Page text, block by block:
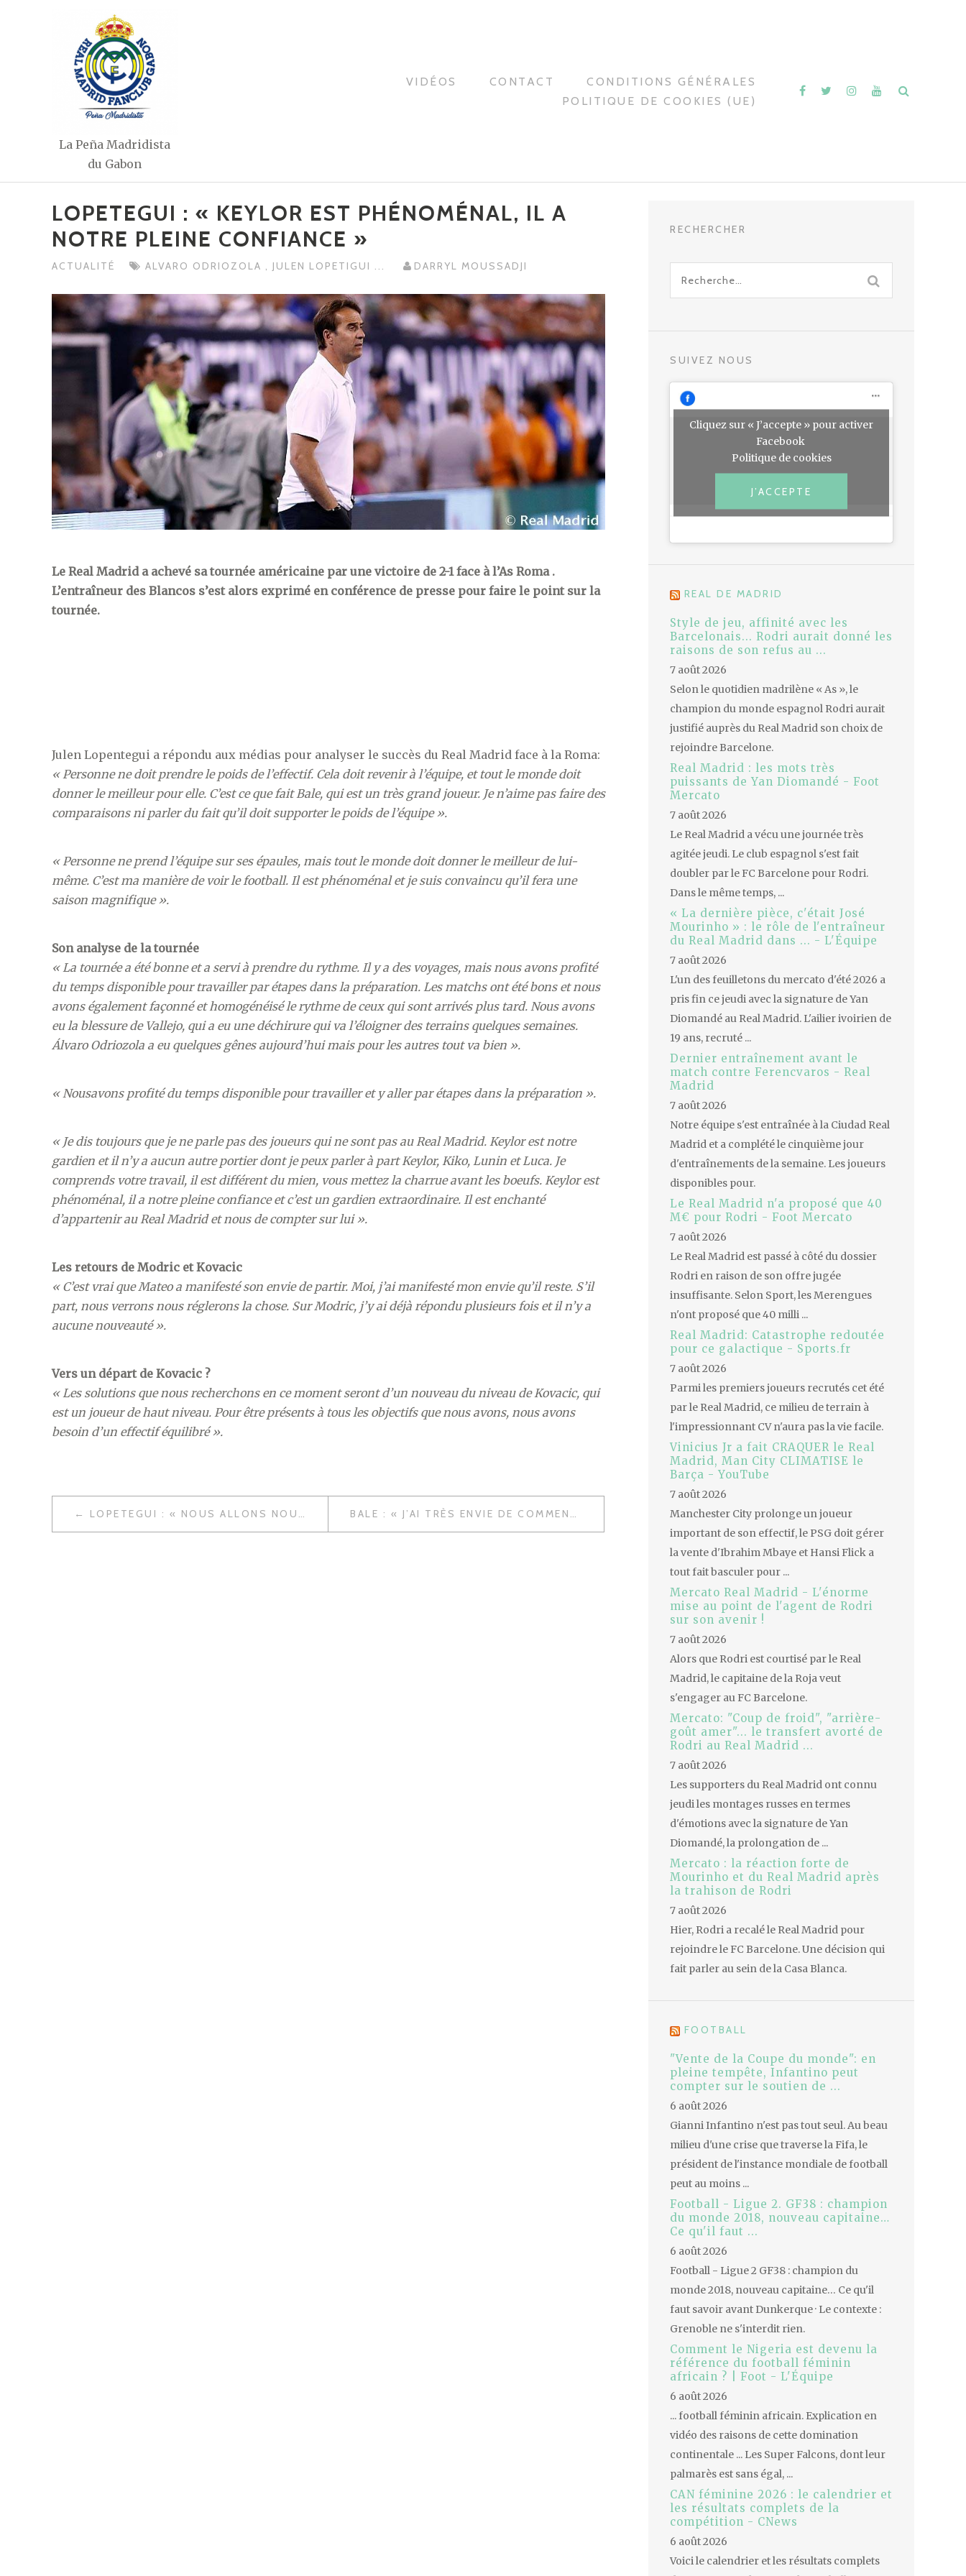
La Peña Madridista
du Gabon
VIDÉOS CONTACT
CONDITIONS GÉNÉRALES
POLITIQUE DE COOKIES (UE)
LOPETEGUI : « KEYLOR EST PHÉNOMÉNAL, IL A
NOTRE PLEINE CONFIANCE »
ACTUALITÉ ALVARO ODRIOZOLA , JULEN LOPETIGUI ... DARRYL MOUSSADJI
Le Real Madrid a achevé sa tournée américaine par une victoire de 2-1 face à l’As Roma .
L’entraîneur des Blancos s’est alors exprimé en conférence de presse pour faire le point sur la
tournée.
Julen Lopentegui a répondu aux médias pour analyser le succès du Real Madrid face à la Roma:
« Personne ne doit prendre le poids de l’effectif. Cela doit revenir à l’équipe, et tout le monde doit
donner le meilleur pour elle. C’est ce que fait Bale, qui est un très grand joueur. Je n’aime pas faire des
comparaisons ni parler du fait qu’il doit supporter le poids de l’équipe ».
« Personne ne prend l’équipe sur ses épaules, mais tout le monde doit donner le meilleur de lui-
même. C’est ma manière de voir le football. Il est phénoménal et je suis convaincu qu’il fera une
saison magnifique ».
Son analyse de la tournée
« La tournée a été bonne et a servi à prendre du rythme. Il y a des voyages, mais nous avons profité
du temps disponible pour travailler par étapes dans la préparation. Les matchs ont été bons et nous
avons également façonné et homogénéisé le rythme de ceux qui sont arrivés plus tard. Nous avons
eu la blessure de Vallejo, qui a eu une déchirure qui va l’éloigner des terrains quelques semaines.
Álvaro Odriozola a eu quelques gênes aujourd’hui mais pour les autres tout va bien ».
« Nousavons profité du temps disponible pour travailler et y aller par étapes dans la préparation ».
« Je dis toujours que je ne parle pas des joueurs qui ne sont pas au Real Madrid. Keylor est notre
gardien et il n’y a aucun autre portier dont je peux parler à part Keylor, Kiko, Lunin et Luca. Je
comprends votre travail, il est différent du mien, vous mettez la charrue avant les boeufs. Keylor est
phénoménal, il a notre pleine confiance et c’est un gardien extraordinaire. Il est enchanté
d’appartenir au Real Madrid et nous de compter sur lui ».
Les retours de Modric et Kovacic
« C’est vrai que Mateo a manifesté son envie de partir. Moi, j’ai manifesté mon envie qu’il reste. S’il
part, nous verrons nous réglerons la chose. Sur Modric, j’y ai déjà répondu plusieurs fois et il n’y a
aucune nouveauté ».
Vers un départ de Kovacic ?
« Les solutions que nous recherchons en ce moment seront d’un nouveau du niveau de Kovacic, qui
est un joueur de haut niveau. Pour être présents à tous les objectifs que nous avons, nous avons
besoin d’un effectif équilibré ».
NAVIGATION
DE
LOPETEGUI : « NOUS ALLONS NOUS PRÉPARER POUR NOUS BATTRE POUR TOUS LES TITRES » BALE : « J’AI TRÈS ENVIE DE COMMENCER LA NOUVELLE SAISON »
RECHERCHER
SUIVEZ NOUS
Cliquez sur « J’accepte » pour activer
Facebook
Politique de cookies
J’ACCEPTE
REAL DE MADRID
Style de jeu, affinité avec les
Barcelonais... Rodri aurait donné les
raisons de son refus au ...
7 août 2026
Selon le quotidien madrilène « As », le
champion du monde espagnol Rodri aurait
justifié auprès du Real Madrid son choix de
rejoindre Barcelone.
Real Madrid : les mots très
puissants de Yan Diomandé - Foot
Mercato
7 août 2026
Le Real Madrid a vécu une journée très
agitée jeudi. Le club espagnol s'est fait
doubler par le FC Barcelone pour Rodri.
Dans le même temps, ...
« La dernière pièce, c'était José
Mourinho » : le rôle de l'entraîneur
du Real Madrid dans ... - L'Équipe
7 août 2026
L'un des feuilletons du mercato d'été 2026 a
pris fin ce jeudi avec la signature de Yan
Diomandé au Real Madrid. L'ailier ivoirien de
19 ans, recruté ...
Dernier entraînement avant le
match contre Ferencvaros - Real
Madrid
7 août 2026
Notre équipe s'est entraînée à la Ciudad Real
Madrid et a complété le cinquième jour
d'entraînements de la semaine. Les joueurs
disponibles pour.
Le Real Madrid n'a proposé que 40
M€ pour Rodri - Foot Mercato
7 août 2026
Le Real Madrid est passé à côté du dossier
Rodri en raison de son offre jugée
insuffisante. Selon Sport, les Merengues
n'ont proposé que 40 milli ...
Real Madrid: Catastrophe redoutée
pour ce galactique - Sports.fr
7 août 2026
Parmi les premiers joueurs recrutés cet été
par le Real Madrid, ce milieu de terrain à
l'impressionnant CV n'aura pas la vie facile.
Vinicius Jr a fait CRAQUER le Real
Madrid, Man City CLIMATISE le
Barça - YouTube
7 août 2026
Manchester City prolonge un joueur
important de son effectif, le PSG doit gérer
la vente d'Ibrahim Mbaye et Hansi Flick a
tout fait basculer pour ...
Mercato Real Madrid - L'énorme
mise au point de l'agent de Rodri
sur son avenir !
7 août 2026
Alors que Rodri est courtisé par le Real
Madrid, le capitaine de la Roja veut
s'engager au FC Barcelone.
Mercato: "Coup de froid", "arrière-
goût amer"... le transfert avorté de
Rodri au Real Madrid ...
7 août 2026
Les supporters du Real Madrid ont connu
jeudi les montages russes en termes
d'émotions avec la signature de Yan
Diomandé, la prolongation de ...
Mercato : la réaction forte de
Mourinho et du Real Madrid après
la trahison de Rodri
7 août 2026
Hier, Rodri a recalé le Real Madrid pour
rejoindre le FC Barcelone. Une décision qui
fait parler au sein de la Casa Blanca.
FOOTBALL
"Vente de la Coupe du monde": en
pleine tempête, Infantino peut
compter sur le soutien de ...
6 août 2026
Gianni Infantino n'est pas tout seul. Au beau
milieu d'une crise que traverse la Fifa, le
président de l'instance mondiale de football
peut au moins ...
Football - Ligue 2. GF38 : champion
du monde 2018, nouveau capitaine…
Ce qu'il faut ...
6 août 2026
Football - Ligue 2 GF38 : champion du
monde 2018, nouveau capitaine… Ce qu'il
faut savoir avant Dunkerque · Le contexte :
Grenoble ne s'interdit rien.
Comment le Nigeria est devenu la
référence du football féminin
africain ? | Foot - L'Équipe
6 août 2026
... football féminin africain. Explication en
vidéo des raisons de cette domination
continentale ... Les Super Falcons, dont leur
palmarès est sans égal, ...
CAN féminine 2026 : le calendrier et
les résultats complets de la
compétition - CNews
6 août 2026
Voici le calendrier et les résultats complets